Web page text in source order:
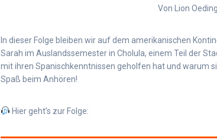
Von Lion Oeding
In dieser Folge bleiben wir auf dem amerikanischen
Sarah im Auslandssemester in Cholula, einem Teil der
mit ihren Spanischkenntnissen geholfen hat und warum
Spaß beim Anhören!
Hier geht’s zur Folge: